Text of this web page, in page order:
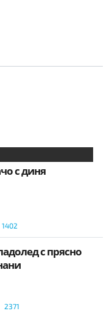
с диня
1402
с прясно
2371